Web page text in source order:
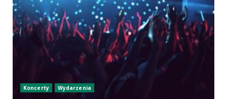
Koncerty Wydarzenia